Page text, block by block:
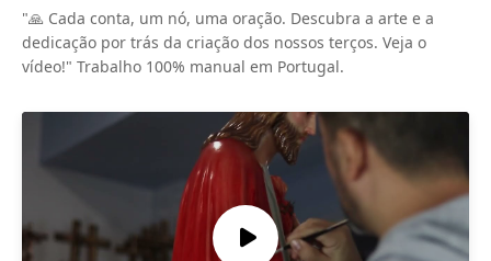
"🙏 Cada conta, um nó, uma oração. Descubra a arte e a
dedicação por trás da criação dos nossos terços. Veja o
vídeo!" Trabalho 100% manual em Portugal.